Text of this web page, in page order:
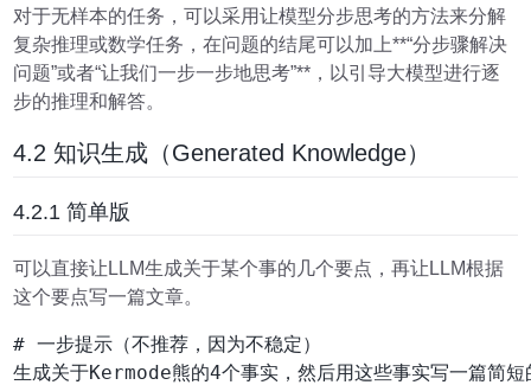
对于无样本的任务，可以采用让模型分步思考的方法来分解
复杂推理或数学任务，在问题的结尾可以加上**“分步骤解决
问题”或者“让我们一步一步地思考”**，以引导大模型进行逐
步的推理和解答。
4.2 知识生成（Generated Knowledge）
4.2.1 简单版
可以直接让LLM生成关于某个事的几个要点，再让LLM根据
这个要点写一篇文章。
# 一步提示（不推荐，因为不稳定）
生成关于Kermode熊的4个事实，然后用这些事实写一篇简短